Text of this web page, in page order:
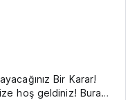
Bir Karar!
hoş geldiniz! Burada